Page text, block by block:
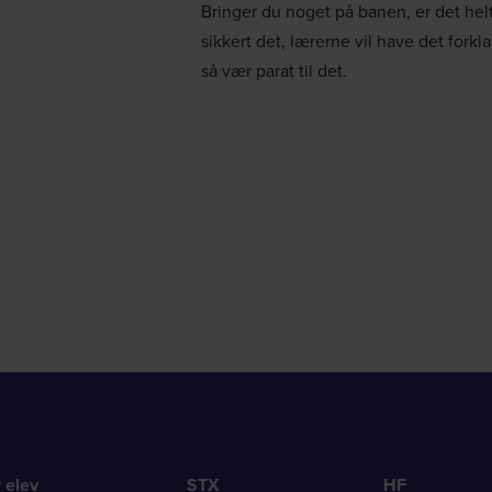
Bringer du noget på banen, er det helt
sikkert det, lærerne vil have det
så vær parat til det.
elev
STX
HF